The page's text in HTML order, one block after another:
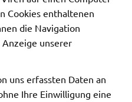
Cookies enthaltenen
die Navigation
unserer
uns erfassten Daten an
Ihre Einwilligung eine